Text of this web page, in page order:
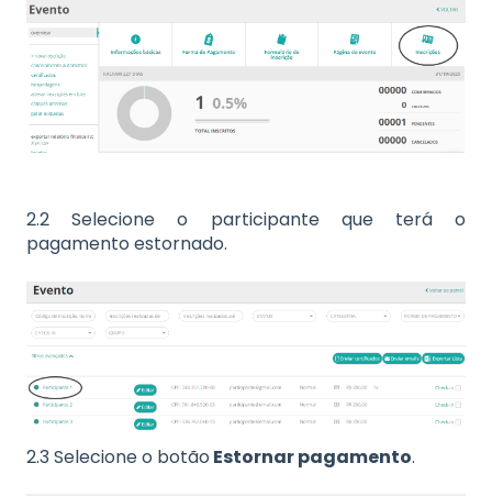
2.2 Selecione o participante que terá o
pagamento estornado.
2.3 Selecione o botão Estornar pagamento.